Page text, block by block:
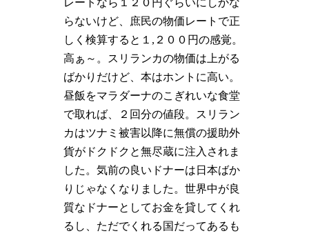
レートなら１２０円ぐらいにしかな
らないけど、庶民の物価レートで正
しく検算すると１,２００円の感覚。
高ぁ～。スリランカの物価は上がる
ばかりだけど、本はホントに高い。
昼飯をマラダーナのこぎれいな食堂
で取れば、２回分の値段。スリラン
カはツナミ被害以降に無償の援助外
貨がドクドクと無尽蔵に注入されま
した。気前の良いドナーは日本ばか
りじゃなくなりました。世界中が良
質なドナーとしてお金を貸してくれ
るし、ただでくれる国だってあるも